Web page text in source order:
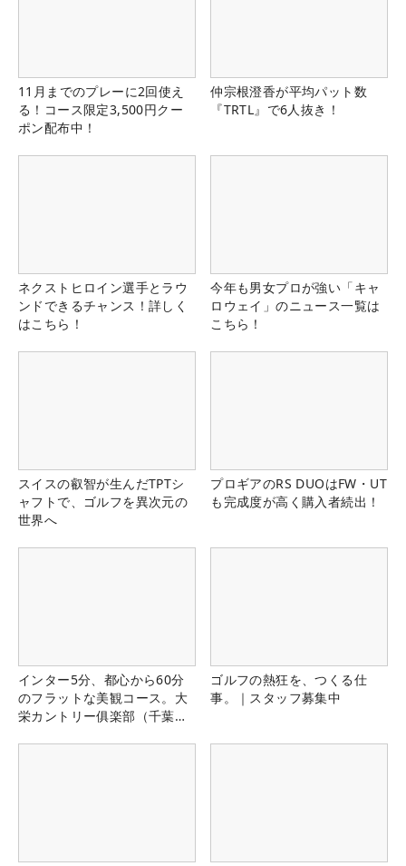
11月までのプレーに2回使え
る！コース限定3,500円クー
ポン配布中！
仲宗根澄香が平均パット数
『TRTL』で6人抜き！
ネクストヒロイン選手とラウ
ンドできるチャンス！詳しく
はこちら！
今年も男女プロが強い「キャ
ロウェイ」のニュース一覧は
こちら！
スイスの叡智が生んだTPTシ
ャフトで、ゴルフを異次元の
世界へ
プロギアのRS DUOはFW・UT
も完成度が高く購入者続出！
インター5分、都心から60分
のフラットな美観コース。大
栄カントリー俱楽部（千葉
ゴルフの熱狂を、つくる仕
事。｜スタッフ募集中